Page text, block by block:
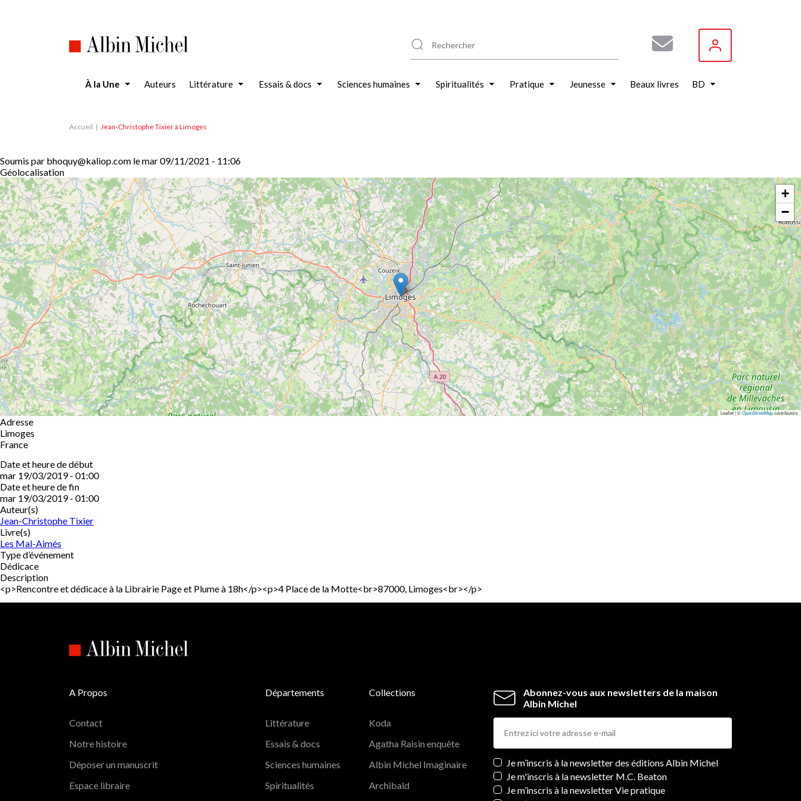
À la Une Auteurs Littérature Essais & docs Sciences humaines Spiritualités Pratique Jeunesse Beaux livres BD
Accueil Jean-Christophe Tixier à Limoges
Soumis par bhoquy@kaliop.com lemar 09/11/2021 - 11:06
Géolocalisation
+
−
Leaflet | ©OpenStreetMapcontributors
Adresse
Limoges
France
Date et heure de début
mar 19/03/2019 - 01:00
Date et heure de fin
mar 19/03/2019 - 01:00
Auteur(s)
Jean-Christophe Tixier
Livre(s)
Les Mal-Aimés
Type d’événement
Dédicace
Description
<p>Rencontre et dédicace à la Librairie Page et Plume à 18h</p><p>4 Place de la Motte<br>87000, Limoges<br></p>
Abonnez-vous aux newsletters de la maison
Albin Michel
Newsletters
Je m’inscris à la newsletter des éditions Albin Michel
Je m'inscris à la newsletter M.C. Beaton
Je m’inscris à la newsletter Vie pratique
A Propos
Contact
Notre histoire
Déposer un manuscrit
Espace libraire
Départements
Littérature
Essais & docs
Sciences humaines
Spiritualités
Collections
Koda
Agatha Raisin enquête
Albin Michel Imaginaire
Archibald